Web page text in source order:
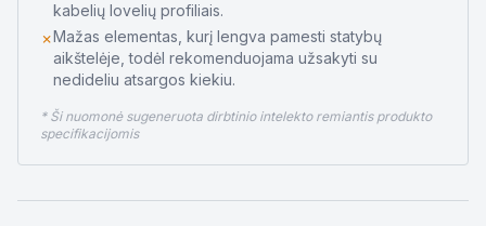
kabelių lovelių profiliais.
✗Mažas elementas, kurį lengva pamesti statybų
aikštelėje, todėl rekomenduojama užsakyti su
nedideliu atsargos kiekiu.
* Ši nuomonė sugeneruota dirbtinio intelekto remiantis produkto
specifikacijomis